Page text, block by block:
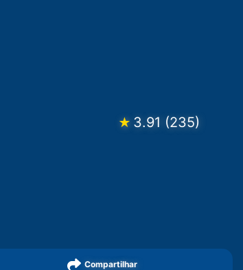
★ 3.91 (235)
Compartilhar